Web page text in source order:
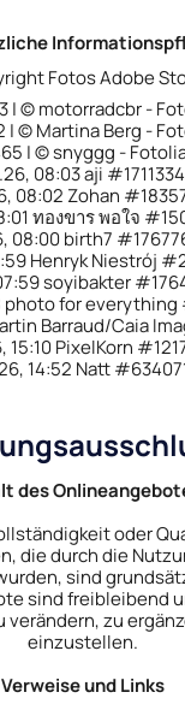
Fotos Adobe
| © motorradcbr -
| © Martina Berg -
| © snyggg -
08:03 aji
08:02 Zohan
ทองขาร พอใจ
08:00 birth7
Henryk Niestrój
soyibakter
photo for everything
Barraud/Caia
15:10 PixelKorn
14:52 Natt
des
oder
die durch die
sind
sind freibleibend
zu
einzustellen.
Verweise und Links